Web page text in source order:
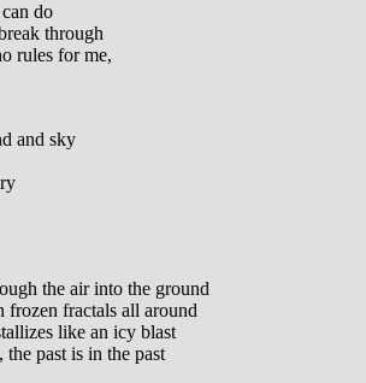
do
through
rules for me,
and sky
the air into the ground
fractals all around
like an icy blast
past is in the past